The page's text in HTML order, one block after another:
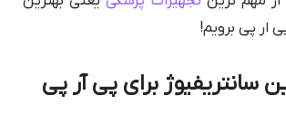
ار پی برویم!
سانتریفیوژ برای پی آر پی